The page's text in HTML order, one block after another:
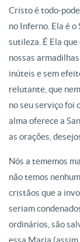
Cristo é todo-
no Inferno. Ela é
sutileza. É Ela
nossas
inúteis e sem
relutante, que
no seu serviço foi
alma oferece a
as orações,
Nós a tememos
não temos
cristãos que a
seriam
ordinários, são
essa Maria (assim